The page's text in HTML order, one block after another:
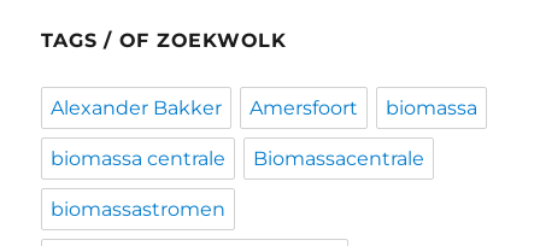
TAGS / OF ZOEKWOLK
Alexander Bakker Amersfoort biomassa
biomassa centrale Biomassacentrale
biomassastromen